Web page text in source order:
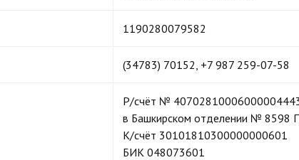
1190280079582
(34783) 70152, +7 987 259-07-58
Р/счёт №
в Башкирском отделении № 8598
К/счёт 30101810300000000601
БИК 048073601